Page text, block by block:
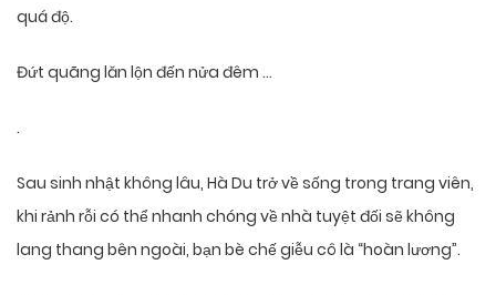
quá độ.
Đứt quãng lăn lộn đến nửa đêm …
.
Sau sinh nhật không lâu, Hà Du trở về sống trong trang viên,
khi rảnh rỗi có thể nhanh chóng về nhà tuyệt đối sẽ không
lang thang bên ngoài, bạn bè chế giễu cô là “hoàn lương”.